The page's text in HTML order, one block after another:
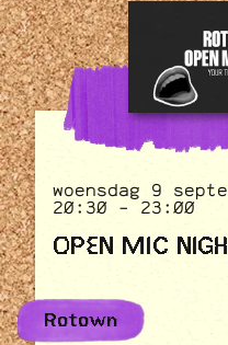
woensdag 9
20:30 - 23:00
OPEN MIC
Rotown